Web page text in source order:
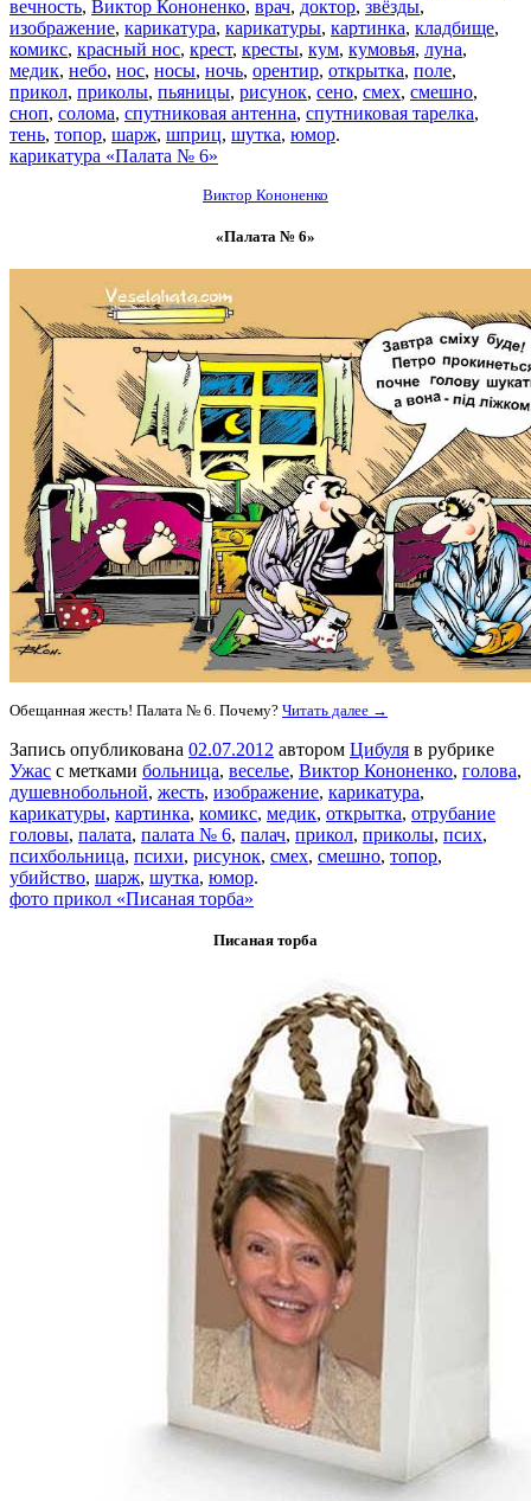
вечность, Виктор Кононенко, врач, доктор, звёзды,
изображение, карикатура, карикатуры, картинка, кладбище,
комикс, красный нос, крест, кресты, кум, кумовья, луна,
медик, небо, нос, носы, ночь, орентир, открытка, поле,
прикол, приколы, пьяницы, рисунок, сено, смех, смешно,
сноп, солома, спутниковая антенна, спутниковая тарелка,
тень, топор, шарж, шприц, шутка, юмор.
карикатура «Палата № 6»
Виктор Кононенко
«Палата № 6»
Обещанная жесть! Палата № 6. Почему? Читать далее →
Запись опубликована 02.07.2012 автором Цибуля в рубрике
Ужас с метками больница, веселье, Виктор Кононенко, голова,
душевнобольной, жесть, изображение, карикатура,
карикатуры, картинка, комикс, медик, открытка, отрубание
головы, палата, палата № 6, палач, прикол, приколы, псих,
психбольница, психи, рисунок, смех, смешно, топор,
убийство, шарж, шутка, юмор.
фото прикол «Писаная торба»
Писаная торба